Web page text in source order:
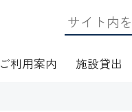
ご利用案内 施設貸出